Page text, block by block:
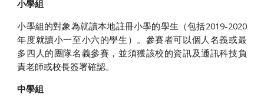
小學組
小學組的對象為就讀本地註冊小學的學生（包括2019-2020
年度就讀小一至小六的學生）。參賽者可以個人名義或最
多四人的團隊名義參賽，並須獲該校的資訊及通訊科技負
責老師或校長簽署確認。
中學組